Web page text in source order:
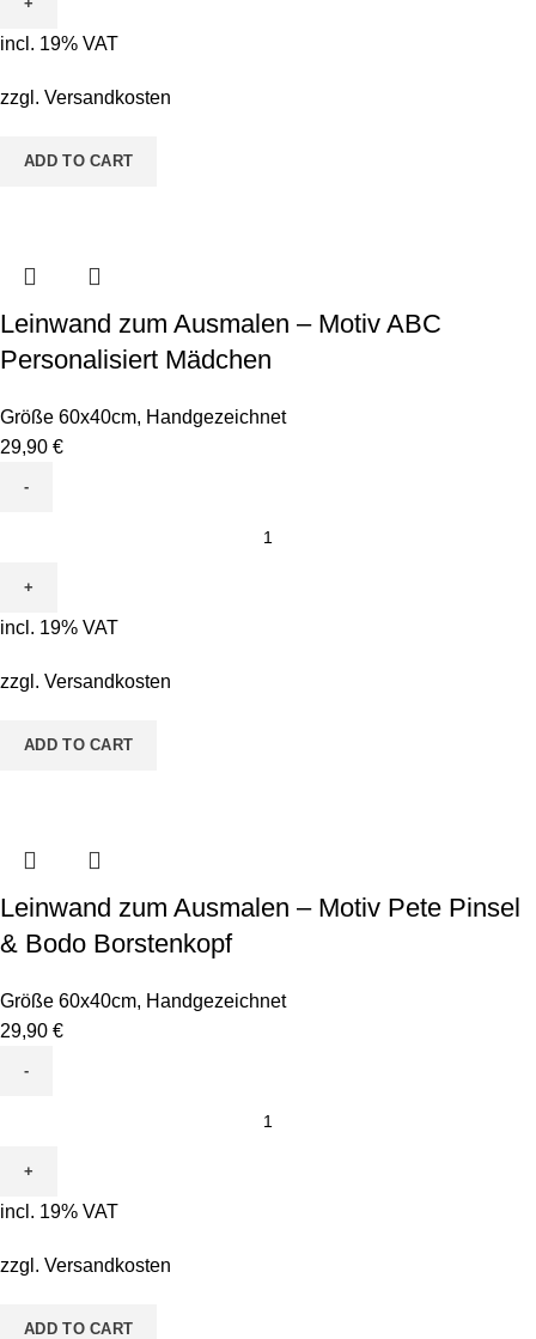
-
Toni
quantity
incl. 19% VAT
zzgl. Versandkosten
ADD TO CART
Leinwand zum Ausmalen – Motiv ABC
Personalisiert Mädchen
Größe 60x40cm, Handgezeichnet
29,90 €
Ausmalen
-
ABC
Mädchen
incl. 19% VAT
zzgl. Versandkosten
ADD TO CART
Leinwand zum Ausmalen – Motiv Pete Pinsel
& Bodo Borstenkopf
Größe 60x40cm, Handgezeichnet
29,90 €
Ausmalen
-
Pete
incl. 19% VAT
zzgl. Versandkosten
ADD TO CART